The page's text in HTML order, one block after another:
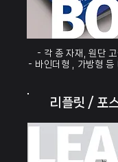
- 각 종 자재, 원단
- 바인더형 , 가방형 등
리플릿 / 포